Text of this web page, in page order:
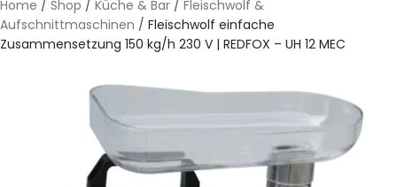
Home / Shop / Küche & Bar / Fleischwolf &
Aufschnittmaschinen / Fleischwolf einfache
Zusammensetzung 150 kg/h 230 V | REDFOX – UH 12 MEC